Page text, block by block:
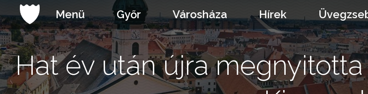
a
tartalomhoz
Menü Győr Városháza Hírek
Hat év után újra